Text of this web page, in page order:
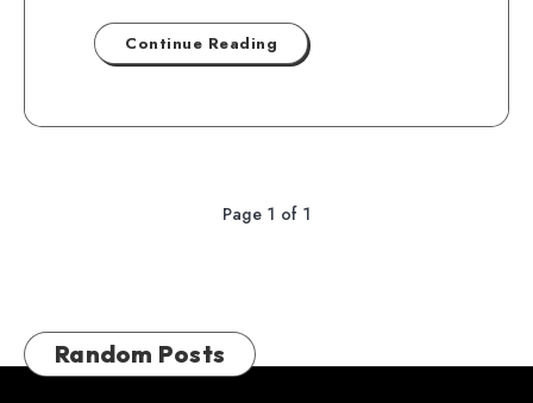
Continue Reading
Page 1 of 1
Random Posts